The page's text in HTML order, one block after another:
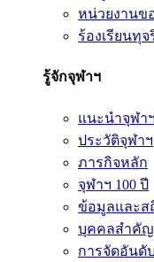
หน่วยงานข
ร้องเรียนทุ
รู้จักจุฬาฯ
แนะนำจุฬาฯ
ประวัติจุฬาฯ
ภารกิจหลัก
จุฬาฯ 100 ปี
ข้อมูลและส
บุคคลสำคัญ
การจัดอันดั